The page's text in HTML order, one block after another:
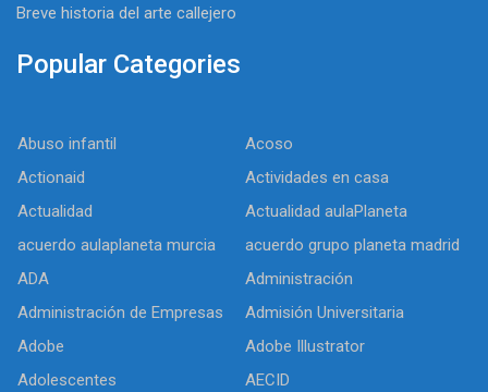
Breve historia del arte callejero
Popular Categories
Abuso infantil
Acoso
Actionaid
Actividades en casa
Actualidad
Actualidad aulaPlaneta
acuerdo aulaplaneta murcia
acuerdo grupo planeta madrid
ADA
Administración
Administración de Empresas
Admisión Universitaria
Adobe
Adobe Illustrator
Adolescentes
AECID